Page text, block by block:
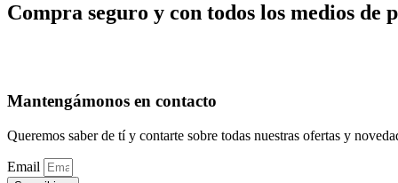
pueden
múltiples
en
Compra seguro y con todos los medios de
Mantengámonos en contacto
Queremos saber de tí y contarte sobre todas nuestras ofertas y
Email